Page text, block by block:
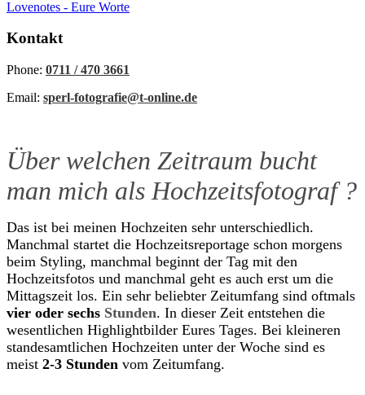
Lovenotes - Eure Worte
Kontakt
Phone: 0711 / 470 3661
Email: sperl-fotografie@t-online.de
Über welchen Zeitraum bucht
man mich als Hochzeitsfotograf ?
Das ist bei meinen Hochzeiten sehr unterschiedlich.
Manchmal startet die Hochzeitsreportage schon morgens
beim Styling, manchmal beginnt der Tag mit den
Hochzeitsfotos und manchmal geht es auch erst um die
Mittagszeit los. Ein sehr beliebter Zeitumfang sind oftmals
vier oder sechs Stunden. In dieser Zeit entstehen die
wesentlichen Highlightbilder Eures Tages. Bei kleineren
standesamtlichen Hochzeiten unter der Woche sind es
meist 2-3 Stunden vom Zeitumfang.